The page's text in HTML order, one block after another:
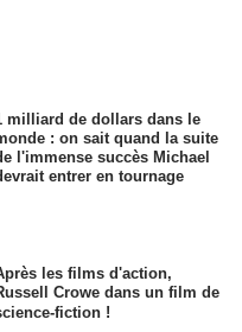
milliard de dollars dans le
: on sait quand la suite
l'immense succès Michael
entrer en tournage
les films d'action,
Crowe dans un film de
fiction !